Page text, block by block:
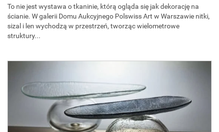
To nie jest wystawa o tkaninie, którą ogląda się jak dekorację na
ścianie. W galerii Domu Aukcyjnego Polswiss Art w Warszawie nitki,
sizal i len wychodzą w przestrzeń, tworząc wielometrowe
struktury...